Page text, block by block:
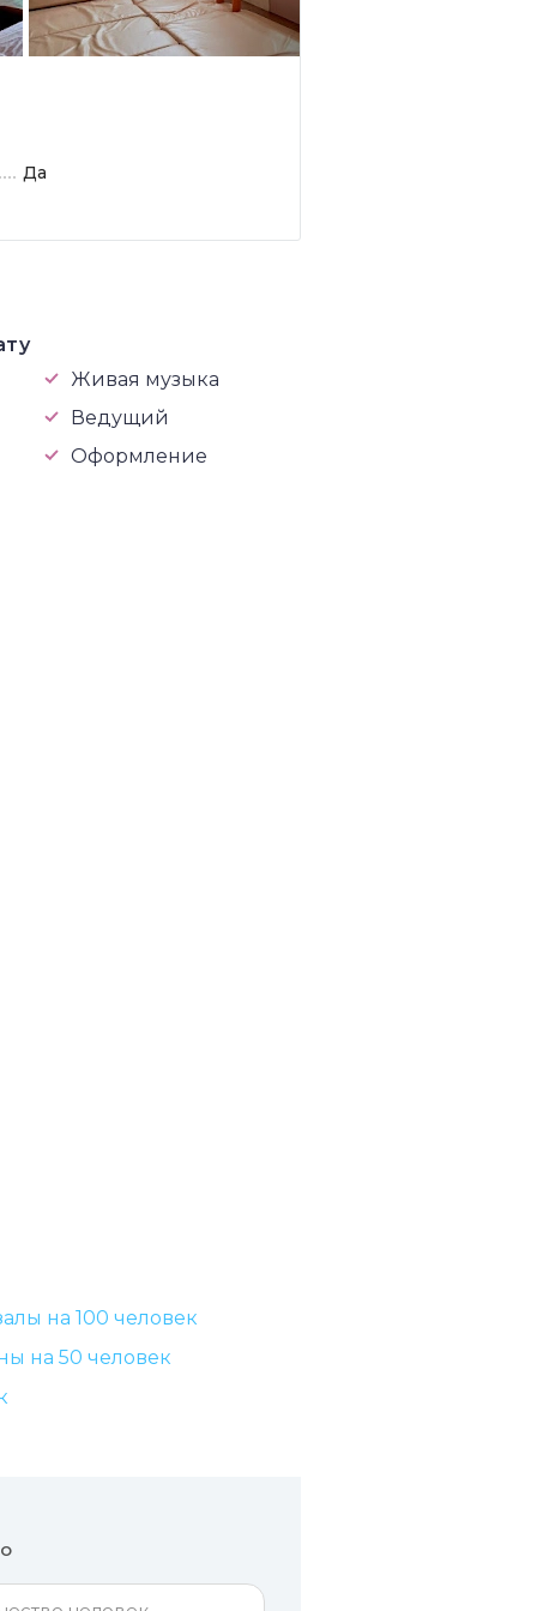
Да
Живая музыка
Ведущий
Оформление
на 100 человек
на 50 человек